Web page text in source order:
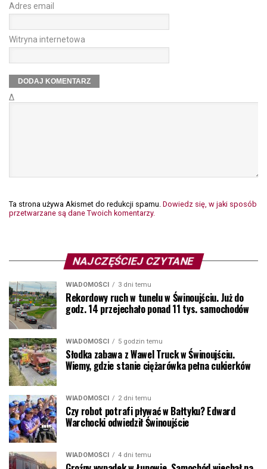
Adres email
Witryna internetowa
Δ
Ta strona używa Akismet do redukcji spamu. Dowiedz się, w jaki sposób
przetwarzane są dane Twoich komentarzy.
NAJCZĘŚCIEJ CZYTANE
WIADOMOŚCI 3 dni temu
Rekordowy ruch w tunelu w Świnoujściu. Już do
godz. 14 przejechało ponad 11 tys. samochodów
WIADOMOŚCI 5 godzin temu
Słodka zabawa z Wawel Truck w Świnoujściu.
Wiemy, gdzie stanie ciężarówka pełna cukierków
WIADOMOŚCI 2 dni temu
Czy robot potrafi pływać w Bałtyku? Edward
Warchocki odwiedził Świnoujście
WIADOMOŚCI 4 dni temu